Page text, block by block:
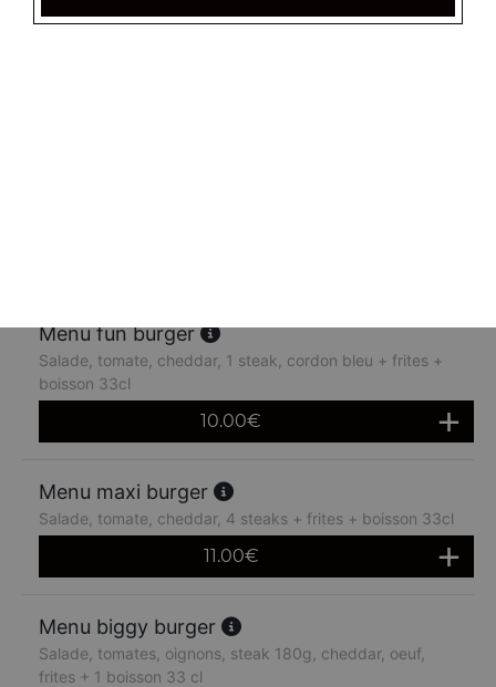
Menu fun burger
Salade, tomate, cheddar, 1 steak, cordon bleu + frites +
boisson 33cl
10.00€
Menu maxi burger
Salade, tomate, cheddar, 4 steaks + frites + boisson 33cl
11.00€
Menu biggy burger
Salade, tomates, oignons, steak 180g, cheddar, oeuf,
frites + 1 boisson 33 cl